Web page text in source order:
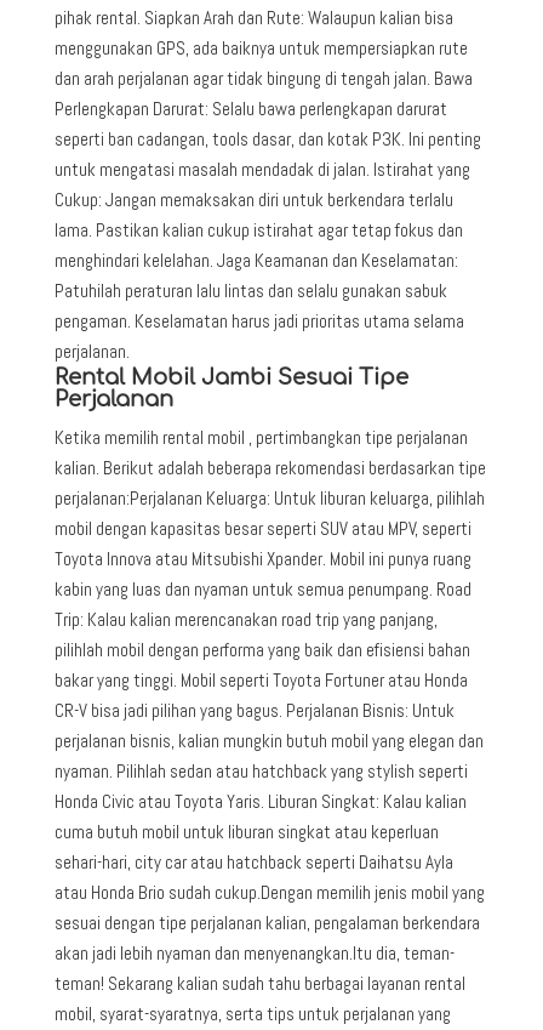
pihak rental. Siapkan Arah dan Rute: Walaupun kalian bisa
menggunakan GPS, ada baiknya untuk mempersiapkan rute
dan arah perjalanan agar tidak bingung di tengah jalan. Bawa
Perlengkapan Darurat: Selalu bawa perlengkapan darurat
seperti ban cadangan, tools dasar, dan kotak P3K. Ini penting
untuk mengatasi masalah mendadak di jalan. Istirahat yang
Cukup: Jangan memaksakan diri untuk berkendara terlalu
lama. Pastikan kalian cukup istirahat agar tetap fokus dan
menghindari kelelahan. Jaga Keamanan dan Keselamatan:
Patuhilah peraturan lalu lintas dan selalu gunakan sabuk
pengaman. Keselamatan harus jadi prioritas utama selama
perjalanan.
Rental Mobil Jambi Sesuai Tipe
Perjalanan
Ketika memilih rental mobil , pertimbangkan tipe perjalanan
kalian. Berikut adalah beberapa rekomendasi berdasarkan tipe
perjalanan:Perjalanan Keluarga: Untuk liburan keluarga, pilihlah
mobil dengan kapasitas besar seperti SUV atau MPV, seperti
Toyota Innova atau Mitsubishi Xpander. Mobil ini punya ruang
kabin yang luas dan nyaman untuk semua penumpang. Road
Trip: Kalau kalian merencanakan road trip yang panjang,
pilihlah mobil dengan performa yang baik dan efisiensi bahan
bakar yang tinggi. Mobil seperti Toyota Fortuner atau Honda
CR-V bisa jadi pilihan yang bagus. Perjalanan Bisnis: Untuk
perjalanan bisnis, kalian mungkin butuh mobil yang elegan dan
nyaman. Pilihlah sedan atau hatchback yang stylish seperti
Honda Civic atau Toyota Yaris. Liburan Singkat: Kalau kalian
cuma butuh mobil untuk liburan singkat atau keperluan
sehari-hari, city car atau hatchback seperti Daihatsu Ayla
atau Honda Brio sudah cukup.Dengan memilih jenis mobil yang
sesuai dengan tipe perjalanan kalian, pengalaman berkendara
akan jadi lebih nyaman dan menyenangkan.Itu dia, teman-
teman! Sekarang kalian sudah tahu berbagai layanan rental
mobil, syarat-syaratnya, serta tips untuk perjalanan yang